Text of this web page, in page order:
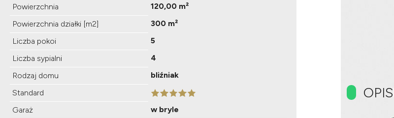
Powierzchnia
120,00 m²
Powierzchnia działki [m2]
300 m²
Liczba pokoi
5
Liczba sypialni
4
Rodzaj domu
bliźniak
Standard
Garaż
w bryle
OPIS